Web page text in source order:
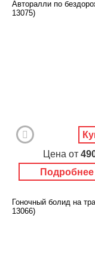
Авторалли по
13075)
Подробнее
Цена от
Гоночный болид на
13066)